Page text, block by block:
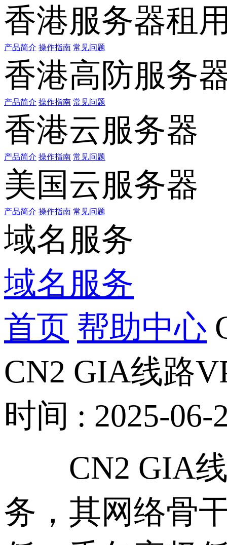
香港服务器租
产品简介 操作指南 常见问题
香港高防服务
产品简介 操作指南 常见问题
香港云服务器
产品简介 操作指南 常见问题
美国云服务器
产品简介 操作指南 常见问题
域名服务
域名服务
首页 帮助中心
CN2 GIA线路
时间 : 2025-06-
CN2 GIA线
务，其网络骨